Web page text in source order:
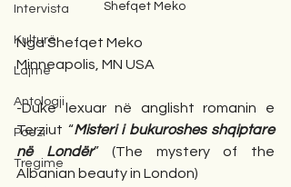
Intervista
Kulturë
Lajme
Antologji
Poezi
Tregime
Shefqet Meko
Nga Shefqet Meko
Minneapolis, MN USA
-Duke lexuar në anglisht romanin e
Terziut “Misteri i bukuroshes shqiptare
në Londër” (The mystery of the
Albanian beauty in London)